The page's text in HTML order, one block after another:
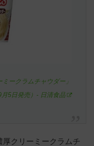
ークラムチャウダー」
9月5日発売）- 日清食品
クリーミークラムチ